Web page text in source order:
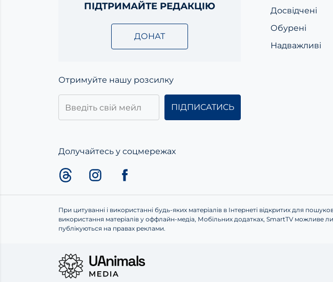
ПІДТРИМАЙТЕ РЕДАКЦІЮ
ДОНАТ
Отримуйте нашу розсилку
Долучайтесь у соцмережах
Досвідчені
Обурені
Надважливі
При цитуванні і використанні будь-яких матеріалів в Інтернеті відкритих для
використання матеріалів у оффлайн-медіа, Мобільних додатках, SmartTV
публікуються на правах реклами.